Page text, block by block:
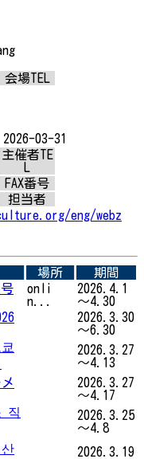
会場TEL
03-31
主催者TE
FAX番号
担当者
eng/webz
場所
期間
onli
n...
2026.4.1
～4.30
2026.3.30
～6.30
2026.3.27
～4.13
2026.3.27
～4.17
직
2026.3.25
～4.8
2026.3.19